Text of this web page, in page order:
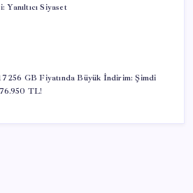
Yanıltıcı Siyaset
256 GB Fiyatında Büyük İndirim: Şimdi
TL!